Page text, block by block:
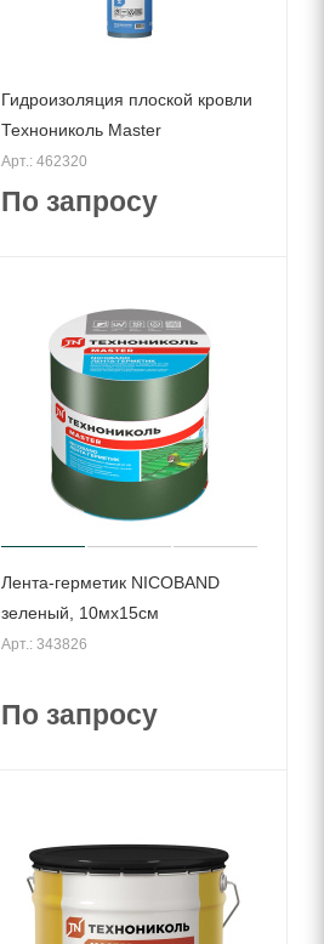
Гидроизоляция плоской кровли
Технониколь Master
Арт.: 462320
По запросу
Лента-герметик NICOBAND
зеленый, 10мх15см
Арт.: 343826
По запросу